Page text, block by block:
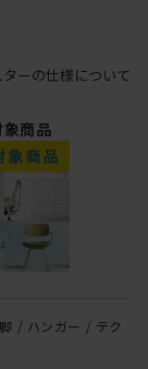
ターの仕様について
商品
/ ハンガー / テク